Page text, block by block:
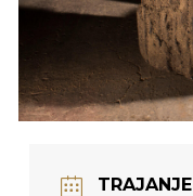
TRAJANJE